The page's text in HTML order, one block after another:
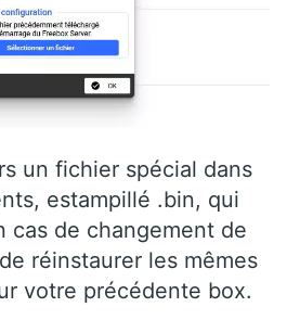
un fichier spécial dans
estampillé .bin, qui
cas de changement de
réinstaurer les mêmes
votre précédente box.